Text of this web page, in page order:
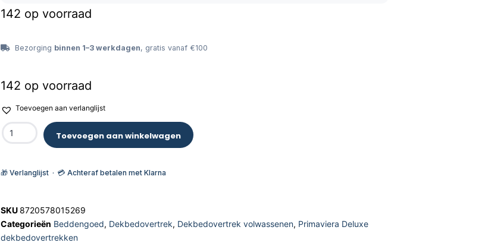
142 op voorraad
Bezorging binnen 1–3 werkdagen, gratis vanaf €100
142 op voorraad
Toevoegen aan verlanglijst
Toevoegen aan winkelwagen
🎁 Verlanglijst · 💳 Achteraf betalen met Klarna
SKU8720578015269
Categorieën Beddengoed, Dekbedovertrek, Dekbedovertrek volwassenen, Primaviera Deluxe
dekbedovertrekken